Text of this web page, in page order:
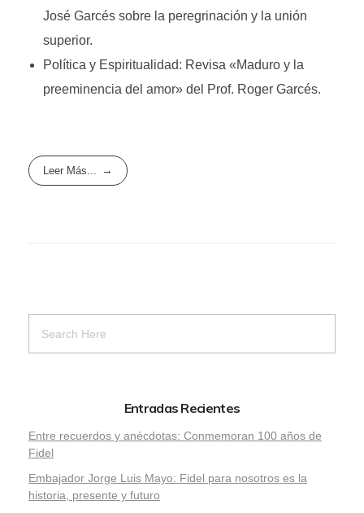
José Garcés sobre la peregrinación y la unión
superior.
Política y Espiritualidad: Revisa «Maduro y la
preeminencia del amor» del Prof. Roger Garcés.
Leer Más...
Entradas Recientes
Entre recuerdos y anécdotas: Conmemoran 100 años de
Fidel
Embajador Jorge Luis Mayo: Fidel para nosotros es la
historia, presente y futuro